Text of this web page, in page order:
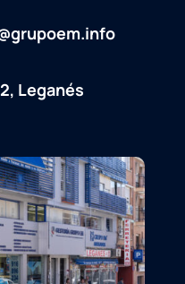
Leganés